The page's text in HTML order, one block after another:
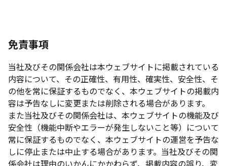
免責事項
当社及びその関係会社は本ウェブサイトに掲載されている
内容について、その正確性、有用性、確実性、安全性、そ
の他を常に保証するものでなく、本ウェブサイトの掲載内
容は予告なしに変更または削除される場合があります。
また当社及びその関係会社は、本ウェブサイトの機能及び
安全性（機能中断やエラーが発生しないこと等）について
常に保証するものでなく、本ウェブサイトの運営を予告な
しに停止または中止する場合があります。当社及びその関
係会社は理由のいかんにかかわらず、掲載内容の誤り、変